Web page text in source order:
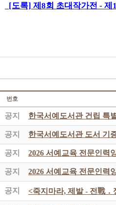
[도록] 제8회 초대작가전 - 제
번호
공지 한국서예도서관 건립 특
공지 한국서예도서관 도서 기
공지 2026 서예교육 전문인력
공지 2026 서예교육 전문인력
공지 <죽지마라, 제발 - 전戰 ․